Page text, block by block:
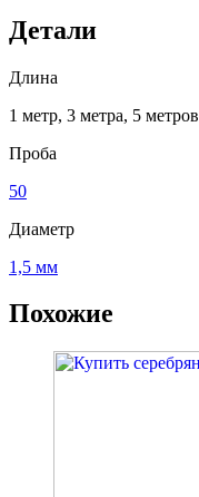
Детали
Длина
1 метр, 3 метра, 5 метров
Проба
50
Диаметр
1,5 мм
Похожие